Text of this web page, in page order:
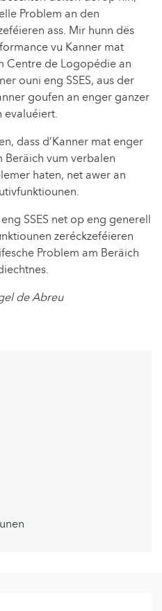
Problem an den
ass. Mir hunn dës
vu Kanner mat
Centre de Logopédie an
ouni eng SSES, aus der
goufen an enger ganzer
evaluéiert.
dass d’Kanner mat enger
Beräich vum verbalen
haten, net awer an
SSES net op eng generell
zeréckzeféieren
Problem am Beräich
de Abreu